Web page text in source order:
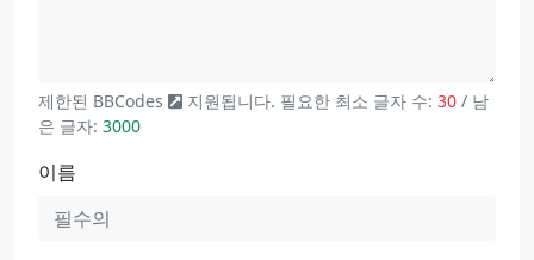
제한된 BBCodes 지원됩니다. 필요한 최소 글자 수:30 / 남
은 글자: 3000
이름